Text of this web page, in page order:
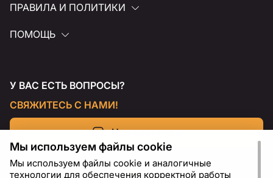
ПРАВИЛА И ПОЛИТИКИ
ПОМОЩЬ
У ВАС ЕСТЬ ВОПРОСЫ?
СВЯЖИТЕСЬ С НАМИ!
Напишите нам
Мы используем файлы cookie
Мы используем файлы cookie и аналогичные
технологии для обеспечения корректной работы